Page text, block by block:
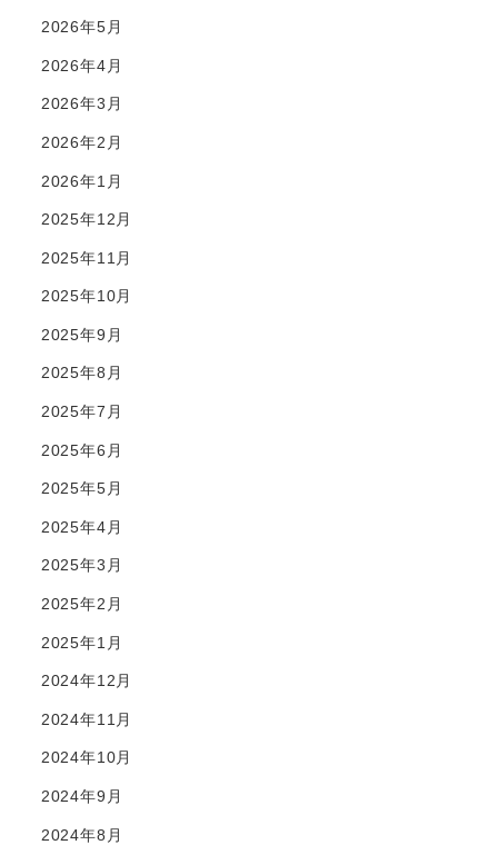
2026年5月
2026年4月
2026年3月
2026年2月
2026年1月
2025年12月
2025年11月
2025年10月
2025年9月
2025年8月
2025年7月
2025年6月
2025年5月
2025年4月
2025年3月
2025年2月
2025年1月
2024年12月
2024年11月
2024年10月
2024年9月
2024年8月